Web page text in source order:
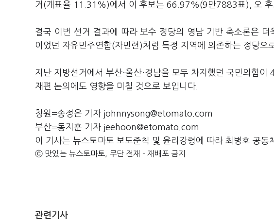
거(개표율 11.31%)에서 이 후보는 66.97%(9만7883표), 오
결국 이번 선거 결과에 따라 보수 정당의 영남 기반 축소론은
이었던 자유민주연합(자민련)처럼 특정 지역에 의존하는 정당으
지난 지방선거에서 부산·울산·경남을 모두 차지했던 국민의힘
재편 논의에도 영향을 미칠 것으로 보입니다.
창원=송정은 기자 johnnysong@etomato.com
부산=동지훈 기자 jeehoon@etomato.com
이 기사는 뉴스토마토 보도준칙 및 윤리강령에 따라 최병호 공동
ⓒ 맛있는 뉴스토마토, 무단 전재 - 재배포 금지
관련기사